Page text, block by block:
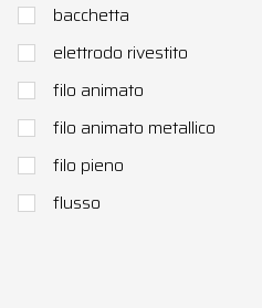
bacchetta
elettrodo rivestito
filo animato
filo animato metallico
filo pieno
flusso